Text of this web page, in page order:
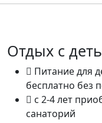
Отдых с
Питание для
бесплатно без
с 2-4 лет
санаторий